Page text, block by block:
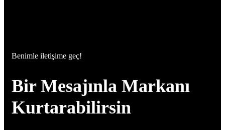
Benimle iletişime geç!
Bir Mesajınla Markanı
Kurtarabilirsin